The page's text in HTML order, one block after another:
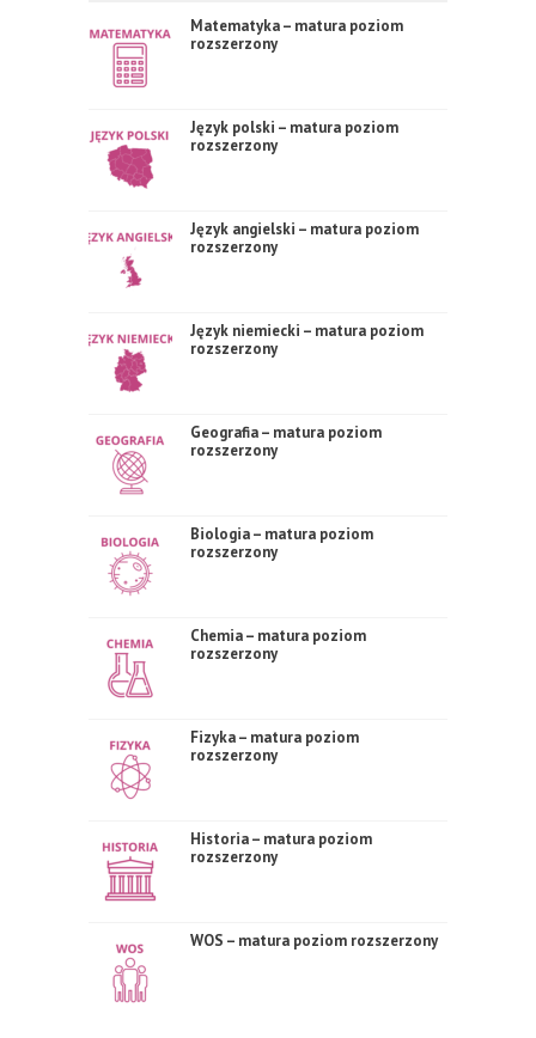
Matematyka – matura poziom
rozszerzony
Język polski – matura poziom
rozszerzony
Język angielski – matura poziom
rozszerzony
Język niemiecki – matura poziom
rozszerzony
Geografia – matura poziom
rozszerzony
Biologia – matura poziom
rozszerzony
Chemia – matura poziom
rozszerzony
Fizyka – matura poziom
rozszerzony
Historia – matura poziom
rozszerzony
WOS – matura poziom rozszerzony